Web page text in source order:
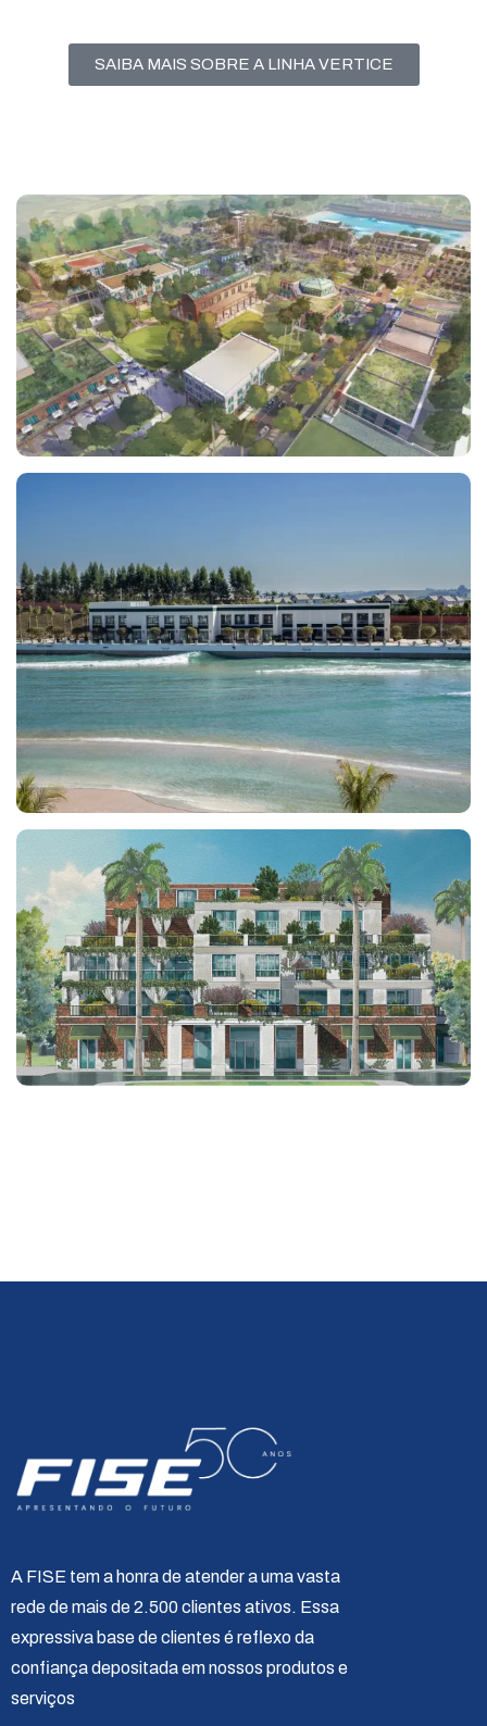
SAIBA MAIS SOBRE A LINHA VERTICE
A FISE tem a honra de atender a uma vasta
rede de mais de 2.500 clientes ativos. Essa
expressiva base de clientes é reflexo da
confiança depositada em nossos produtos e
serviços